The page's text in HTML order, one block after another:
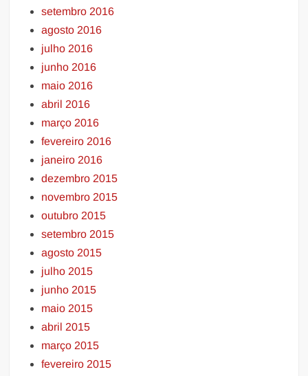
setembro 2016
agosto 2016
julho 2016
junho 2016
maio 2016
abril 2016
março 2016
fevereiro 2016
janeiro 2016
dezembro 2015
novembro 2015
outubro 2015
setembro 2015
agosto 2015
julho 2015
junho 2015
maio 2015
abril 2015
março 2015
fevereiro 2015